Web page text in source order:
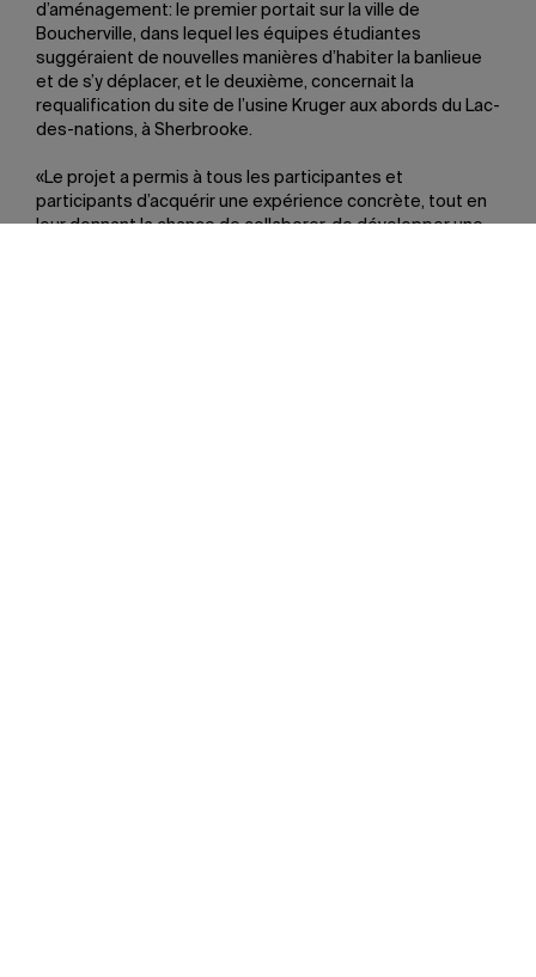
d’aménagement: le premier portait sur la ville de
Boucherville, dans lequel les équipes étudiantes
suggéraient de nouvelles manières d’habiter la banlieue
et de s’y déplacer, et le deuxième, concernait la
requalification du site de l’usine Kruger aux abords du Lac-
des-nations, à Sherbrooke.
«Le projet a permis à tous les participantes et
participants d’acquérir une expérience concrète, tout en
leur donnant la chance de collaborer, de développer une